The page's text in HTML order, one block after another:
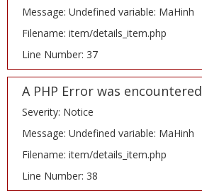
Message: Undefined variable: MaHinh
Filename: item/details_item.php
Line Number: 37
A PHP Error was encountered
Severity: Notice
Message: Undefined variable: MaHinh
Filename: item/details_item.php
Line Number: 38